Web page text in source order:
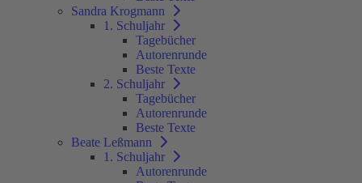
Sandra Krogmann
1. Schuljahr
Tagebücher
Autorenrunde
Beste Texte
2. Schuljahr
Tagebücher
Autorenrunde
Beste Texte
Beate Leßmann
1. Schuljahr
Autorenrunde